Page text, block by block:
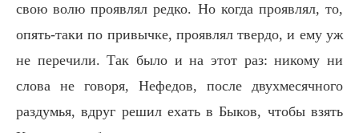
свою волю проявлял редко. Но когда проявлял, то,
опять-таки по привычке, проявлял твердо, и ему уж
не перечили. Так было и на этот раз: никому ни
слова не говоря, Нефедов, после двухмесячного
раздумья, вдруг решил ехать в Быков, чтобы взять